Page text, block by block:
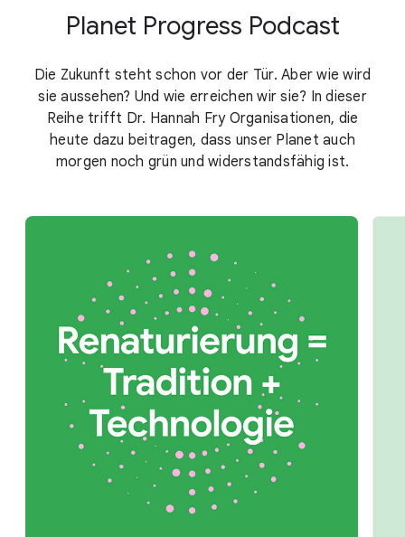
Planet Progress Podcast
Die Zukunft steht schon vor der Tür. Aber wie wird
sie aussehen? Und wie erreichen wir sie? In dieser
Reihe trifft Dr. Hannah Fry Organisationen, die
heute dazu beitragen, dass unser Planet auch
morgen noch grün und widerstandsfähig ist.